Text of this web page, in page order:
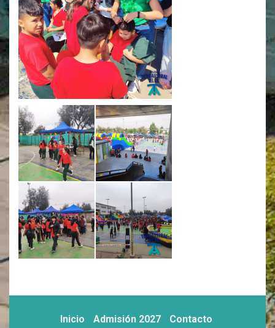
Inicio Admisión 2027 Contacto